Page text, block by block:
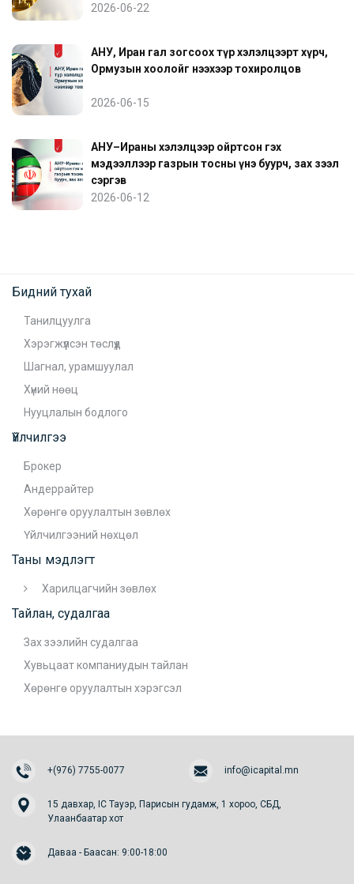
2026-06-22
АНУ, Иран гал зогсоох түр хэлэлцээрт хүрч,
Ормузын хоолойг нээхээр тохиролцов
2026-06-15
АНУ–Ираны хэлэлцээр ойртсон гэх
мэдээллээр газрын тосны үнэ буурч, зах зээл
сэргэв
2026-06-12
Бидний тухай
Танилцуулга
Хэрэгжүүлсэн төслүүд
Шагнал, урамшуулал
Хүний нөөц
Нууцлалын бодлого
Үйлчилгээ
Брокер
Андеррайтер
Хөрөнгө оруулалтын зөвлөх
Үйлчилгээний нөхцөл
Таны мэдлэгт
Харилцагчийн зөвлөх
Тайлан, судалгаа
Зах зээлийн судалгаа
Хувьцаат компаниудын тайлан
Хөрөнгө оруулалтын хэрэгсэл
+(976) 7755-0077 info@icapital.mn
15 давхар, IC Тауэр, Парисын гудамж, 1 хороо, СБД,
Улаанбаатар хот
Даваа - Баасан: 9:00-18:00